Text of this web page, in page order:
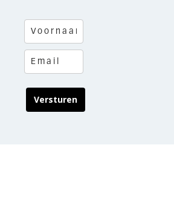
Versturen